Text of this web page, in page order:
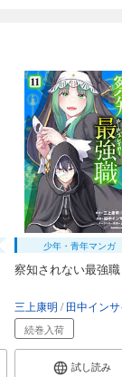
転
少年・青年マンガ
察知されない最強
三上康明 田中インサイ
続巻入荷
試し読み